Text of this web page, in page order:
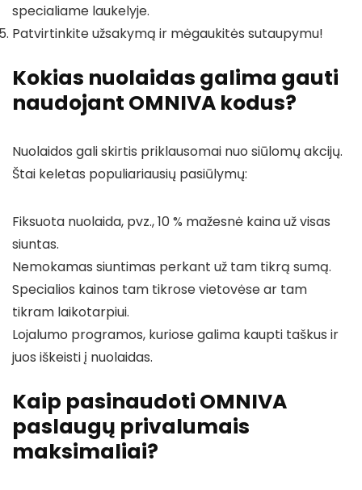
specialiame laukelyje.
Patvirtinkite užsakymą ir mėgaukitės sutaupymu!
Kokias nuolaidas galima gauti
naudojant OMNIVA kodus?
Nuolaidos gali skirtis priklausomai nuo siūlomų akcijų.
Štai keletas populiariausių pasiūlymų:
Fiksuota nuolaida, pvz., 10 % mažesnė kaina už visas
siuntas.
Nemokamas siuntimas perkant už tam tikrą sumą.
Specialios kainos tam tikrose vietovėse ar tam
tikram laikotarpiui.
Lojalumo programos, kuriose galima kaupti taškus ir
juos iškeisti į nuolaidas.
Kaip pasinaudoti OMNIVA
paslaugų privalumais
maksimaliai?